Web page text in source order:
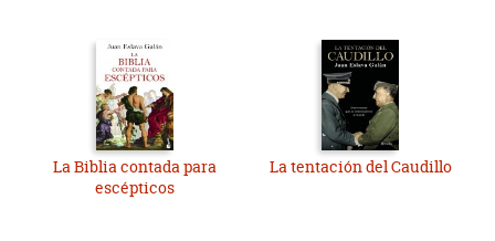
La Biblia contada para
escépticos
La tentación del Caudillo